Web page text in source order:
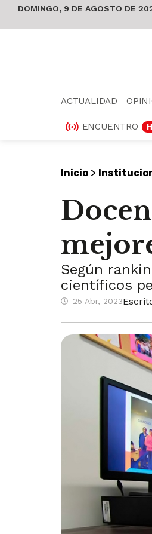
DOMINGO, 9 DE AGOSTO DE
ACTUALIDAD
ENCUENTRO
Inicio >
Según
científicos
25 Abr, 2023